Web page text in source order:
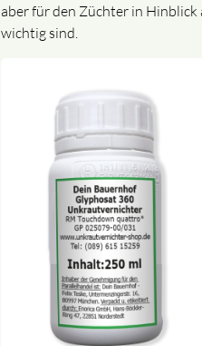
aber für den Züchter in
wichtig sind.